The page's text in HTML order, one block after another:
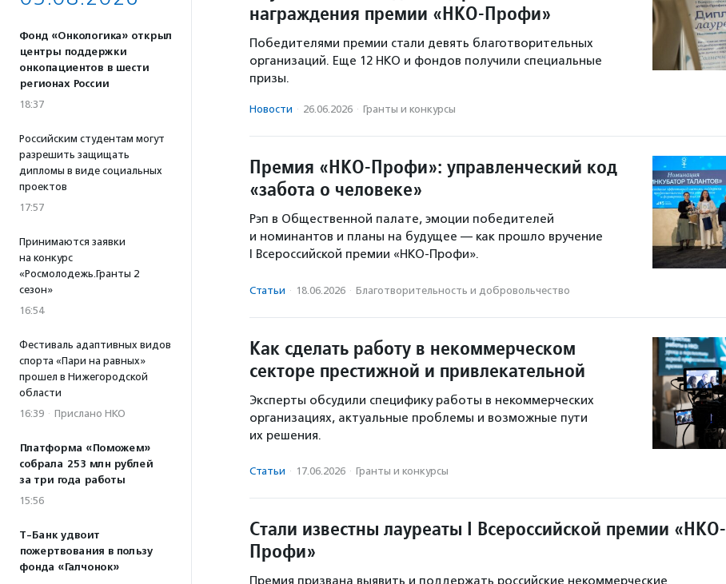
Фонд «Онкологика» открыл
центры поддержки
онкопациентов в шести
регионах России
18:37
Российским студентам могут
разрешить защищать
дипломы в виде социальных
проектов
17:57
Принимаются заявки
на конкурс
«Росмолодежь.Гранты 2
сезон»
16:54
Фестиваль адаптивных видов
спорта «Пари на равных»
прошел в Нижегородской
области
16:39 · Прислано НКО
Платформа «Поможем»
собрала 253 млн рублей
за три года работы
15:56
Т-Банк удвоит
пожертвования в пользу
фонда «Галчонок»
награждения премии «НКО-Профи»
Победителями премии стали девять благотворительных
организаций. Еще 12 НКО и фондов получили специальные
призы.
Новости · 26.06.2026 · Гранты и конкурсы
Премия «НКО-Профи»: управленческий код
«забота о человеке»
Рэп в Общественной палате, эмоции победителей
и номинантов и планы на будущее — как прошло вручение
I Всероссийской премии «НКО-Профи».
Статьи · 18.06.2026 · Благотвори­тель­ность и доброволь­чест­во
Как сделать работу в некоммерческом
секторе престижной и привлекательной
Эксперты обсудили специфику работы в некоммерческих
организациях, актуальные проблемы и возможные пути
их решения.
Статьи · 17.06.2026 · Гранты и конкурсы
Стали известны лауреаты I Всероссийской премии «НКО-
Профи»
Премия призвана выявить и поддержать российские некоммерческие